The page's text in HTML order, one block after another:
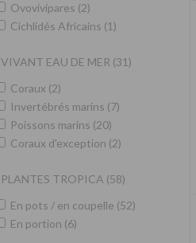
Ovovivipares (2)
Cichlidés Africains (1)
VIVANT EAU DE MER (31)
Coraux (2)
Invertébrés marins (7)
Poissons marins (20)
Coraux d'exception (2)
PLANTES TROPICA (58)
En pots / en coupelle (52)
En portion (6)